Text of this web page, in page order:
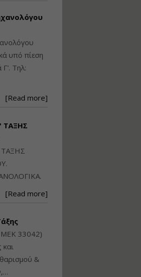
υπό πίεση
Γ'. Τηλ:
[Read more]
ΤΑΞΗΣ
ΤΑΞΗΣ
[Read more]
ΜΕΚ 33042)
και
&
Αναστασία Μητρακάκη
9 ώρες
Διηρημένης
Πολεοδομικού
Σχεδίου Δόμησης
από: €145.00
8 ώρες